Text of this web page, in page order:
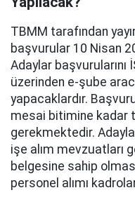
TBMM tarafından
başvurular 10 Nisan
Adaylar başvurularını
üzerinden e-şube
yapacaklardır.
mesai bitimine kadar
gerekmektedir.
işe alım mevzuatları
belgesine sahip
personel alımı